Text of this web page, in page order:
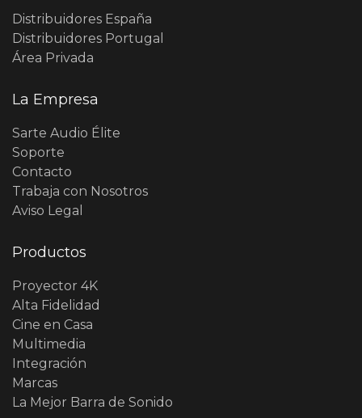
Distribuidores España
Distribuidores Portugal
Área Privada
La Empresa
Sarte Audio Élite
Soporte
Contacto
Trabaja con Nosotros
Aviso Legal
Productos
Proyector 4K
Alta Fidelidad
Cine en Casa
Multimedia
Integración
Marcas
La Mejor Barra de Sonido